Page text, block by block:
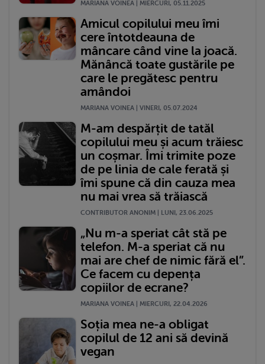
MARIANA VOINEA | MIERCURI, 05.11.2025
Amicul copilului meu îmi
cere întotdeauna de
mâncare când vine la joacă.
Mănâncă toate gustările pe
care le pregătesc pentru
amândoi
MARIANA VOINEA | VINERI, 05.07.2024
M-am despărțit de tatăl
copilului meu și acum trăiesc
un coșmar. Îmi trimite poze
de pe linia de cale ferată și
îmi spune că din cauza mea
nu mai vrea să trăiască
CONTRIBUTOR ANONIM | LUNI, 23.06.2025
„Nu m-a speriat cât stă pe
telefon. M-a speriat că nu
mai are chef de nimic fără el”.
Ce facem cu depența
copiilor de ecrane?
MARIANA VOINEA | MIERCURI, 22.04.2026
Soția mea ne-a obligat
copilul de 12 ani să devină
vegan